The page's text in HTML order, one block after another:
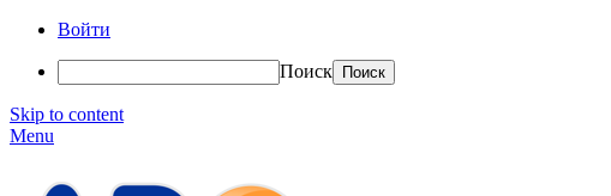
Войти
Поиск
Skip to content
Menu